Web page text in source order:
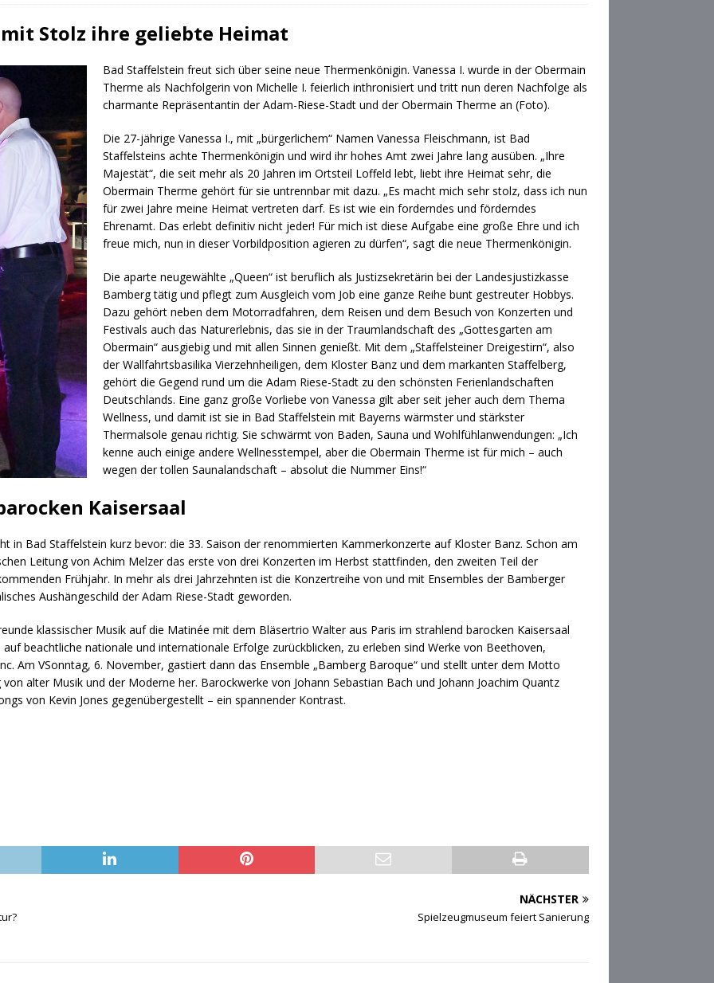
Stolz ihre geliebte Heimat
Bad Staffelstein freut sich über seine neue Thermenkönigin. Vanessa I. wurde in der Obermain
Therme als Nachfolgerin von Michelle I. feierlich inthronisiert und tritt nun deren Nachfolge als
charmante Repräsentantin der Adam-Riese-Stadt und der Obermain Therme an (Foto).
Die 27-jährige Vanessa I., mit „bürgerlichem“ Namen Vanessa Fleischmann, ist Bad
Staffelsteins achte Thermenkönigin und wird ihr hohes Amt zwei Jahre lang ausüben. „Ihre
Majestät“, die seit mehr als 20 Jahren im Ortsteil Loffeld lebt, liebt ihre Heimat sehr, die
Obermain Therme gehört für sie untrennbar mit dazu. „Es macht mich sehr stolz, dass ich nun
für zwei Jahre meine Heimat vertreten darf. Es ist wie ein forderndes und förderndes
Ehrenamt. Das erlebt definitiv nicht jeder! Für mich ist diese Aufgabe eine große Ehre und ich
freue mich, nun in dieser Vorbildposition agieren zu dürfen“, sagt die neue Thermenkönigin.
Die aparte neugewählte „Queen“ ist beruflich als Justizsekretärin bei der Landesjustizkasse
Bamberg tätig und pflegt zum Ausgleich vom Job eine ganze Reihe bunt gestreuter Hobbys.
Dazu gehört neben dem Motorradfahren, dem Reisen und dem Besuch von Konzerten und
Festivals auch das Naturerlebnis, das sie in der Traumlandschaft des „Gottesgarten am
Obermain“ ausgiebig und mit allen Sinnen genießt. Mit dem „Staffelsteiner Dreigestirn“, also
der Wallfahrtsbasilika Vierzehnheiligen, dem Kloster Banz und dem markanten Staffelberg,
gehört die Gegend rund um die Adam Riese-Stadt zu den schönsten Ferienlandschaften
Deutschlands. Eine ganz große Vorliebe von Vanessa gilt aber seit jeher auch dem Thema
Wellness, und damit ist sie in Bad Staffelstein mit Bayerns wärmster und stärkster
Thermalsole genau richtig. Sie schwärmt von Baden, Sauna und Wohlfühlanwendungen: „Ich
kenne auch einige andere Wellnesstempel, aber die Obermain Therme ist für mich – auch
wegen der tollen Saunalandschaft – absolut die Nummer Eins!“
Kaisersaal
in Bad Staffelstein kurz bevor: die 33. Saison der renommierten Kammerkonzerte auf Kloster Banz. Schon am
Leitung von Achim Melzer das erste von drei Konzerten im Herbst stattfinden, den zweiten Teil der
Frühjahr. In mehr als drei Jahrzehnten ist die Konzertreihe von und mit Ensembles der Bamberger
Aushängeschild der Adam Riese-Stadt geworden.
klassischer Musik auf die Matinée mit dem Bläsertrio Walter aus Paris im strahlend barocken Kaisersaal
beachtliche nationale und internationale Erfolge zurückblicken, zu erleben sind Werke von Beethoven,
Am VSonntag, 6. November, gastiert dann das Ensemble „Bamberg Baroque“ und stellt unter dem Motto
alter Musik und der Moderne her. Barockwerke von Johann Sebastian Bach und Johann Joachim Quantz
von Kevin Jones gegenübergestellt – ein spannender Kontrast.
NÄCHSTER
Spielzeugmuseum feiert Sanierung